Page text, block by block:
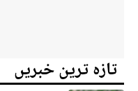
تازہ ترین خبریں